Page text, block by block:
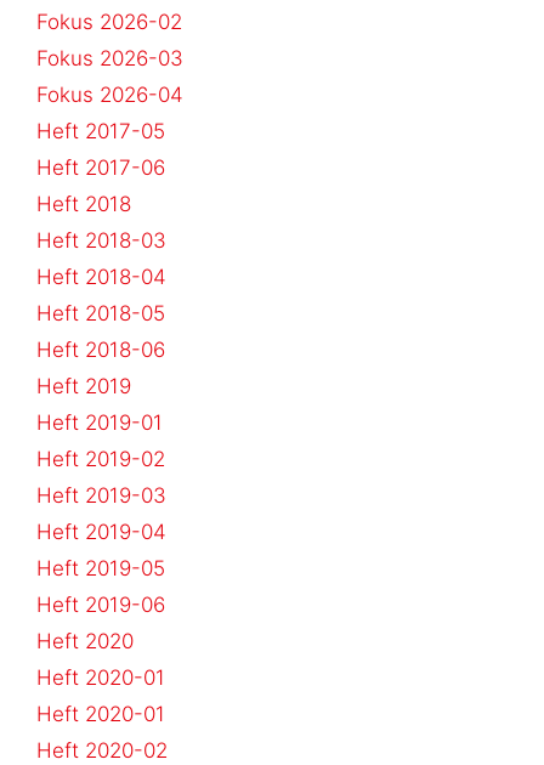
Fokus 2026-02
Fokus 2026-03
Fokus 2026-04
Heft 2017-05
Heft 2017-06
Heft 2018
Heft 2018-03
Heft 2018-04
Heft 2018-05
Heft 2018-06
Heft 2019
Heft 2019-01
Heft 2019-02
Heft 2019-03
Heft 2019-04
Heft 2019-05
Heft 2019-06
Heft 2020
Heft 2020-01
Heft 2020-01
Heft 2020-02